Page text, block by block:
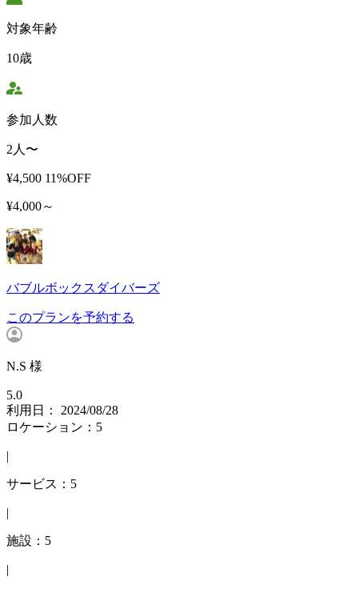
対象年齢
10歳
参加人数
2人〜
¥4,500 11%OFF
¥4,000～
バブルボックスダイバーズ
このプランを予約する
N.S 様
5.0
利用日： 2024/08/28
ロケーション：5
|
サービス：5
|
施設：5
|